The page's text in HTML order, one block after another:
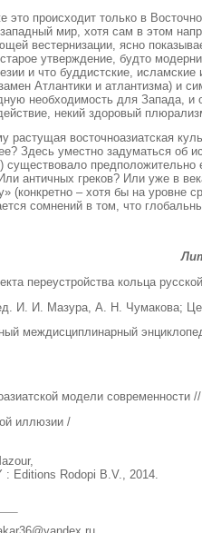
происходит только в
мир, хотя сам в этом
вестернизации, ясно
утверждение, будто
и что буддистские,
Атлантики и атлантизма) и
необходимость для Запада,
некий здоровый
восточноазиатская
Здесь уместно задуматься об
античных греков? Или уже в
(конкретно – хотя бы на
сомнений в том, что
переустройства кольца
И. И. Мазура, А. Н. Чумакова;
междисциплинарный
модели современности
иллюзии /
Editions Rodopi B.V., 2014.